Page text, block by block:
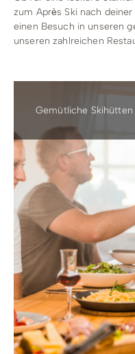
zum Après Ski nach
einen Besuch in unseren
unseren zahlreichen
Gemütliche Skihütten